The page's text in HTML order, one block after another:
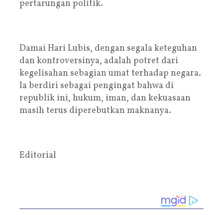
pertarungan politik.
Damai Hari Lubis, dengan segala keteguhan
dan kontroversinya, adalah potret dari
kegelisahan sebagian umat terhadap negara.
Ia berdiri sebagai pengingat bahwa di
republik ini, hukum, iman, dan kekuasaan
masih terus diperebutkan maknanya.
Editorial